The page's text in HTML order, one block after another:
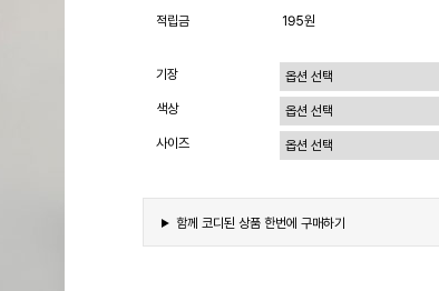
적립금 195원
기장
색상
사이즈
함께 코디된 상품 한번에 구매하기